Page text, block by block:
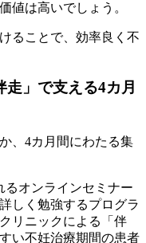
値は高いでしょう。
ることで、効率良く不
」で支える4カ月
、4カ月間にわたる集
るオンラインセミナー
しく勉強するプログラ
リニックによる「伴
い不妊治療期間の患者